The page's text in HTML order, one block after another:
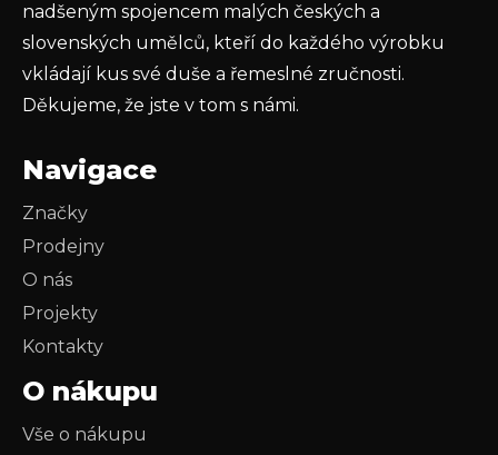
nadšeným spojencem malých českých a
slovenských umělců, kteří do každého výrobku
vkládají kus své duše a řemeslné zručnosti.
Děkujeme, že jste v tom s námi.
Navigace
Značky
Prodejny
O nás
Projekty
Kontakty
O nákupu
Vše o nákupu